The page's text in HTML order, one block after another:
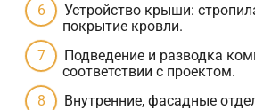
Устройство крыши:
покрытие кровли.
Подведение и разводка
соответствии с проектом.
Внутренние, фасадные